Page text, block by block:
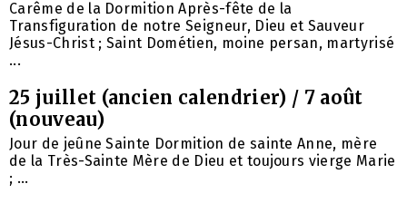
Carême de la Dormition Après-fête de la
Transfiguration de notre Seigneur, Dieu et Sauveur
Jésus-Christ ; Saint Dométien, moine persan, martyrisé
...
25 juillet (ancien calendrier) / 7 août
(nouveau)
Jour de jeûne Sainte Dormition de sainte Anne, mère
de la Très-Sainte Mère de Dieu et toujours vierge Marie
; ...